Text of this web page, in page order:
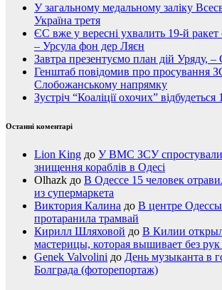
У загальному медальному заліку
Україна третя
ЄС вже у вересні ухвалить 19-й
– Урсула фон дер Ляєн
Завтра презентуємо план дій Уряду,
Генштаб повідомив про просування
Слобожанському напрямку
Зустріч “Коаліції охочих”
Останні коментарі
Lion King до У ВМС ЗСУ
знищення кораблів в Одесі
Olhazk до В Одессе 15 человек
из супермаркета
Виктория Калина до В центре
протаранила трамвай
Кирилл Шляховой до В Килии
мастерицы, которая вышивает без
Genek Valvolini до День музыканта в
Болграда (фоторепортаж)